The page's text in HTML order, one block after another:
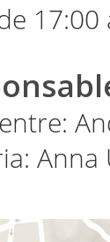
17:00
Anna